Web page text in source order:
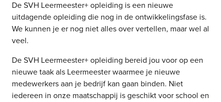
De SVH Leermeester+ opleiding is een nieuwe
uitdagende opleiding die nog in de ontwikkelingsfase is.
We kunnen je er nog niet alles over vertellen, maar wel al
veel.
De SVH Leermeester+ opleiding bereid jou voor op een
nieuwe taak als Leermeester waarmee je nieuwe
medewerkers aan je bedrijf kan gaan binden. Niet
iedereen in onze maatschappij is geschikt voor school en